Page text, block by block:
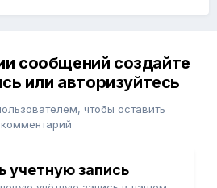
сообщений создайте
или авторизуйтесь
чтобы оставить
комментарий
учетную запись